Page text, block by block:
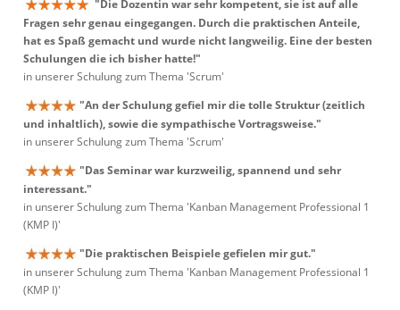
"Die Dozentin war sehr kompetent, sie ist auf alle
Fragen sehr genau eingegangen. Durch die praktischen Anteile,
hat es Spaß gemacht und wurde nicht langweilig. Eine der besten
Schulungen die ich bisher hatte!"
in unserer Schulung zum Thema 'Scrum'
"An der Schulung gefiel mir die tolle Struktur (zeitlich
und inhaltlich), sowie die sympathische Vortragsweise."
in unserer Schulung zum Thema 'Scrum'
"Das Seminar war kurzweilig, spannend und sehr
interessant."
in unserer Schulung zum Thema 'Kanban Management Professional 1
(KMP I)'
"Die praktischen Beispiele gefielen mir gut."
in unserer Schulung zum Thema 'Kanban Management Professional 1
(KMP I)'